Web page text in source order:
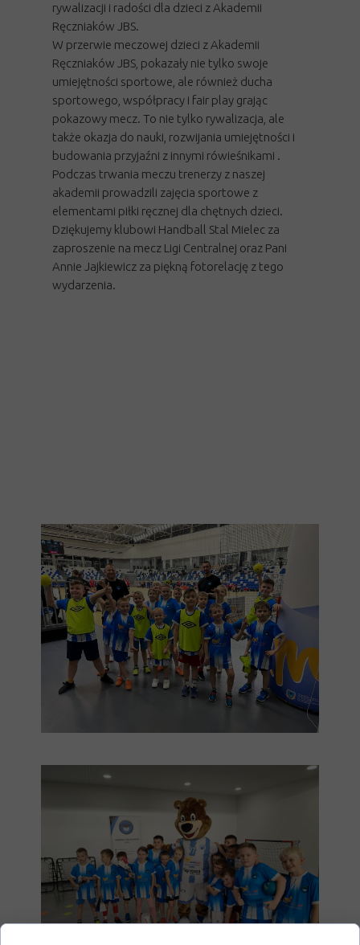
rywalizacji i radości dla dzieci z Akademii
Ręczniaków JBS.
W przerwie meczowej dzieci z Akademii
Ręczniaków JBS, pokazały nie tylko swoje
umiejętności sportowe, ale również ducha
sportowego, współpracy i fair play grając
pokazowy mecz. To nie tylko rywalizacja, ale
także okazja do nauki, rozwijania umiejętności i
budowania przyjaźni z innymi rówieśnikami .
Podczas trwania meczu trenerzy z naszej
akademii prowadzili zajęcia sportowe z
elementami piłki ręcznej dla chętnych dzieci.
Dziękujemy klubowi Handball Stal Mielec za
zaproszenie na mecz Ligi Centralnej oraz Pani
Annie Jajkiewicz za piękną fotorelację z tego
wydarzenia.